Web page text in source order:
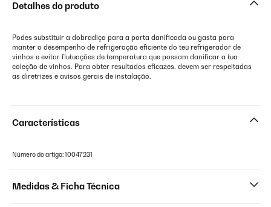
Detalhes do produto
Podes substituir a dobradiça para a porta danificada ou gasta para
manter o desempenho de refrigeração eficiente do teu refrigerador de
vinhos e evitar flutuações de temperatura que possam danificar a tua
coleção de vinhos. Para obter resultados eficazes, devem ser respeitadas
as diretrizes e avisos gerais de instalação.
Características
Número do artigo: 10047231
Medidas & Ficha Técnica